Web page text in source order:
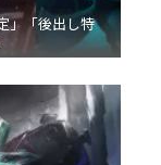
」「後出し特